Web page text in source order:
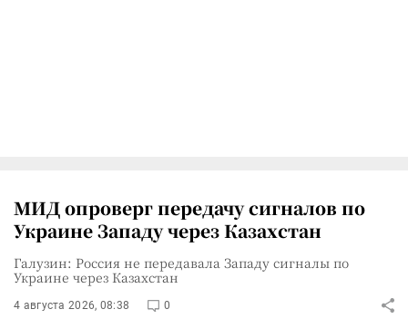
МИД опроверг передачу сигналов по
Украине Западу через Казахстан
Галузин: Россия не передавала Западу сигналы по
Украине через Казахстан
4 августа 2026, 08:38 0